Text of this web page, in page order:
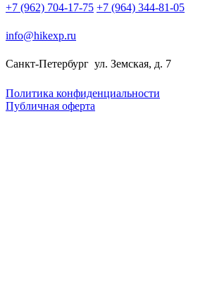
+7 (962) 704-17-75 +7 (964) 344-81-05
info@hikexp.ru
Санкт-Петербург ул. Земская, д. 7
Политика конфиденциальности
Публичная оферта